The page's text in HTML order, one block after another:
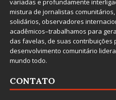
variadas e profundamente
mistura de jornalistas
solidários, observadores
acadêmicos–trabalhamos para
das favelas, de suas contribuições
desenvolvimento comunitário
mundo todo.
CONTATO